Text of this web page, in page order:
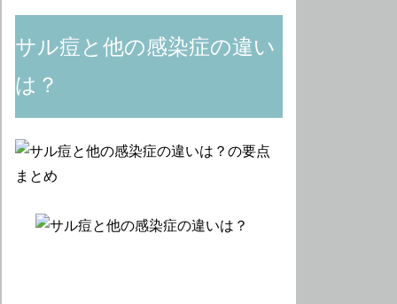
サル痘と他の感染症の違い
は？